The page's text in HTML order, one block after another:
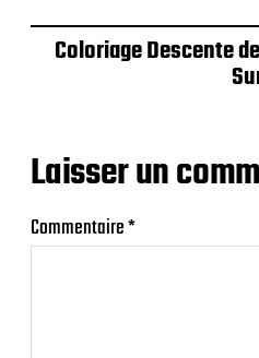
Coloriage Descente
Laisser un
Commentaire*